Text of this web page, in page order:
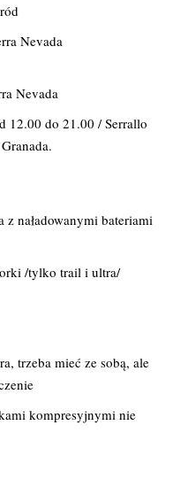
Nevada
Nevada
12.00 do 21.00 / Serrallo
naładowanymi bateriami
/tylko trail i ultra/
trzeba mieć ze sobą, ale
kompresyjnymi nie